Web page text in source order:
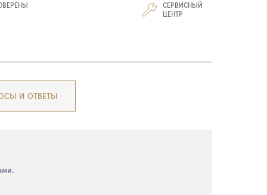
СЕРВИСНЫЙ
ЦЕНТР
И ОТВЕТЫ